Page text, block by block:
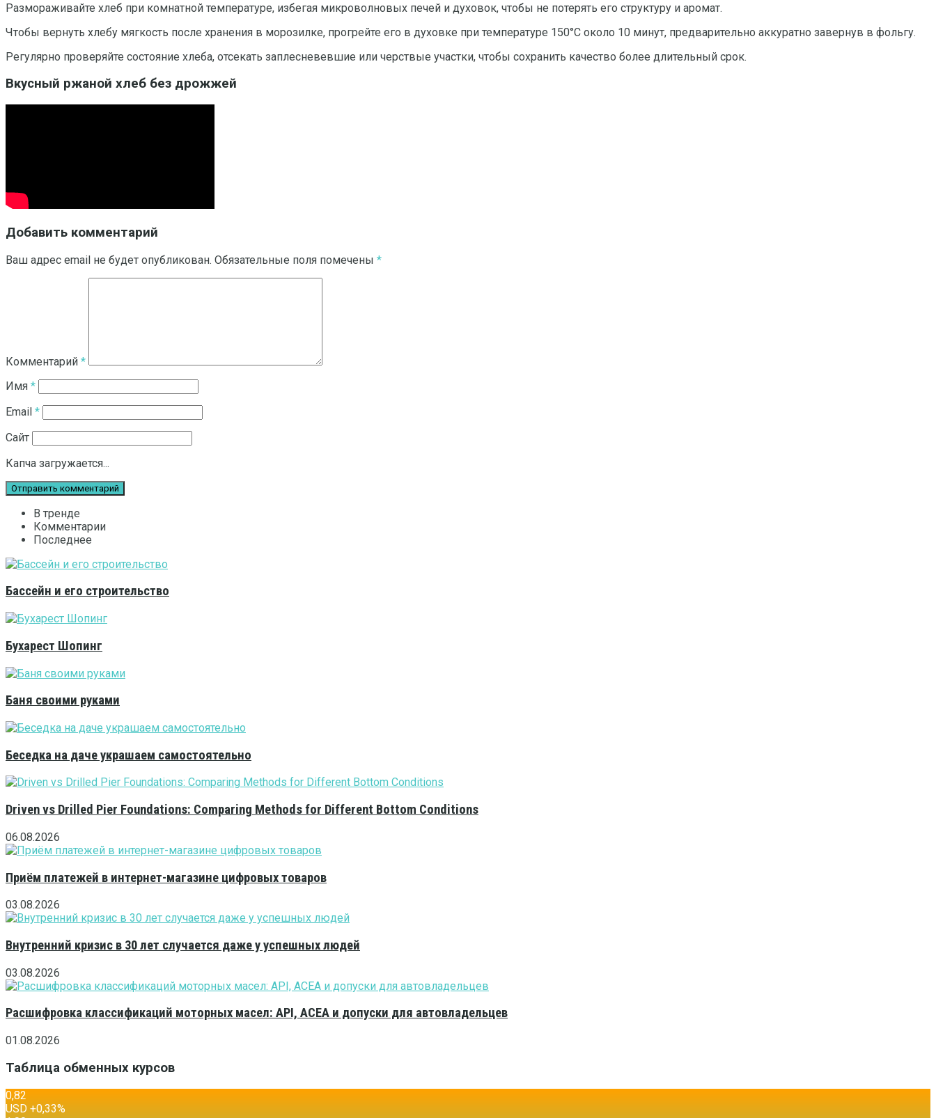
Размораживайте хлеб при комнатной температуре, избегая микроволновых печей и духовок, чтобы не потерять его структуру и аромат.
Чтобы вернуть хлебу мягкость после хранения в морозилке, прогрейте его в духовке при температуре 150°C около 10 минут, предварительно аккуратно завернув в фольгу.
Регулярно проверяйте состояние хлеба, отсекать заплесневевшие или черствые участки, чтобы сохранить качество более длительный срок.
Вкусный ржаной хлеб без дрожжей
Добавить комментарий
Ваш адрес email не будет опубликован. Обязательные поля помечены *
Комментарий *
Имя *
Email *
Сайт
Капча загружается...
В тренде
Комментарии
Последнее
Бассейн и его строительство
Бухарест Шопинг
Баня своими руками
Беседка на даче украшаем самостоятельно
Driven vs Drilled Pier Foundations: Comparing Methods for Different Bottom Conditions
06.08.2026
Приём платежей в интернет-магазине цифровых товаров
03.08.2026
Внутренний кризис в 30 лет случается даже у успешных людей
03.08.2026
Расшифровка классификаций моторных масел: API, ACEA и допуски для автовладельцев
01.08.2026
Таблица обменных курсов
0,82
USD +0,33%